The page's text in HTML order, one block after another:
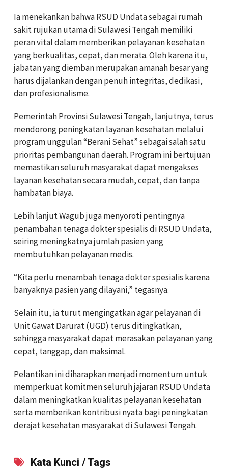
Ia menekankan bahwa RSUD Undata sebagai rumah
sakit rujukan utama di Sulawesi Tengah memiliki
peran vital dalam memberikan pelayanan kesehatan
yang berkualitas, cepat, dan merata. Oleh karena itu,
jabatan yang diemban merupakan amanah besar yang
harus dijalankan dengan penuh integritas, dedikasi,
dan profesionalisme.
Pemerintah Provinsi Sulawesi Tengah, lanjutnya, terus
mendorong peningkatan layanan kesehatan melalui
program unggulan “Berani Sehat” sebagai salah satu
prioritas pembangunan daerah. Program ini bertujuan
memastikan seluruh masyarakat dapat mengakses
layanan kesehatan secara mudah, cepat, dan tanpa
hambatan biaya.
Lebih lanjut Wagub juga menyoroti pentingnya
penambahan tenaga dokter spesialis di RSUD Undata,
seiring meningkatnya jumlah pasien yang
membutuhkan pelayanan medis.
“Kita perlu menambah tenaga dokter spesialis karena
banyaknya pasien yang dilayani,” tegasnya.
Selain itu, ia turut mengingatkan agar pelayanan di
Unit Gawat Darurat (UGD) terus ditingkatkan,
sehingga masyarakat dapat merasakan pelayanan yang
cepat, tanggap, dan maksimal.
Pelantikan ini diharapkan menjadi momentum untuk
memperkuat komitmen seluruh jajaran RSUD Undata
dalam meningkatkan kualitas pelayanan kesehatan
serta memberikan kontribusi nyata bagi peningkatan
derajat kesehatan masyarakat di Sulawesi Tengah.
Kata Kunci / Tags